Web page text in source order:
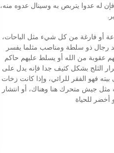
له عدوا يتربص به وسينال عدوه منه،
أو فارغة من كل شيء مثل الباحات،
رجال ذو سلطة ومناصب مثلما يفسر
عقوبة من الله أو يسلط عليهم حاكم
الثلج بشكل كثيف جدا فإنه يدل على
فهو الفقر للرائي، وإذا كانت زخات
مثل جيش متحرك هنا وهناك، أو انتشار
أخضر للحياة